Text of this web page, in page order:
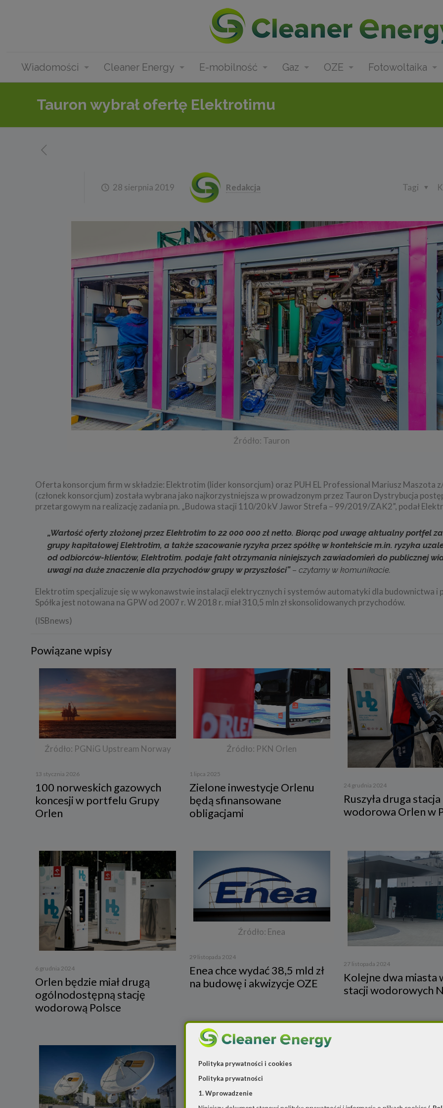
Wiadomości Cleaner Energy E-mobilność Gaz OZE Fotowoltaika
Tauron wybrał ofertę Elektrotimu
28 sierpnia 2019 Redakcja Tagi
Źródło: Tauron
Oferta konsorcjum firm w składzie: Elektrotim (lider konsorcjum) oraz PUH EL Professional Mariusz Maszota
(członek konsorcjum) została wybrana jako najkorzystniejsza w prowadzonym przez Tauron Dystrybucja
przetargowym na realizację zadania pn. „Budowa stacji 110/20 kV Jawor Strefa – 99/2019/ZAK2”, podał
„Wartość oferty złożonej przez Elektrotim to 22 000 000 zł netto. Biorąc pod uwagę aktualny portfel
grupy kapitałowej Elektrotim, a także szacowanie ryzyka przez spółkę w kontekście m.in. ryzyka
od odbiorców-klientów, Elektrotim. podaje fakt otrzymania niniejszych zawiadomień do publicznej
uwagi na duże znaczenie dla przychodów grupy w przyszłości”– czytamy w komunikacie.
Elektrotim specjalizuje się w wykonawstwie instalacji elektrycznych i systemów automatyki dla budownictwa i
Spółka jest notowana na GPW od 2007 r. W 2018 r. miał 310,5 mln zł skonsolidowanych przychodów.
(ISBnews)
Powiązane wpisy
Źródło: PGNiG Upstream Norway
13 stycznia 2026
100 norweskich gazowych
koncesji w portfelu Grupy
Orlen
Źródło: PKN Orlen
1 lipca 2025
Zielone inwestycje Orlenu
będą sfinansowane
obligacjami
24 grudnia 2024
Ruszyła druga stacja
wodorowa Orlen w
6 grudnia 2024
Orlen będzie miał drugą
ogólnodostępną stację
wodorową Polsce
Źródło: Enea
29 listopada 2024
Enea chce wydać 38,5 mld zł
na budowę i akwizycje OZE
27 listopada 2024
Kolejne dwa miasta
stacji wodorowych
Polityka prywatności i cookies
Polityka prywatności
1. Wprowadzenie